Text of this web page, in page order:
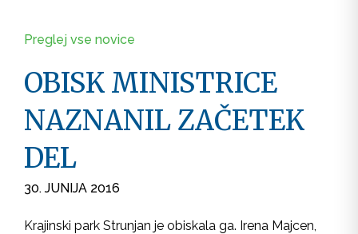
Preglej vse novice
OBISK MINISTRICE
NAZNANIL ZAČETEK
DEL
30. JUNIJA 2016
Krajinski park Strunjan je obiskala ga. Irena Majcen,